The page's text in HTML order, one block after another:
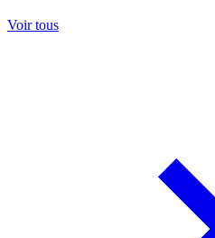
Voir tous